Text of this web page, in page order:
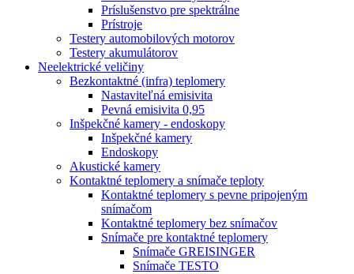
Príslušenstvo pre spektrálne
Prístroje
Testery automobilových motorov
Testery akumulátorov
Neelektrické veličiny
Bezkontaktné (infra) teplomery
Nastaviteľná emisivita
Pevná emisivita 0,95
Inšpekčné kamery - endoskopy
Inšpekčné kamery
Endoskopy
Akustické kamery
Kontaktné teplomery a snímače teploty
Kontaktné teplomery s pevne pripojeným
snímačom
Kontaktné teplomery bez snímačov
Snímače pre kontaktné teplomery
Snímače GREISINGER
Snímače TESTO